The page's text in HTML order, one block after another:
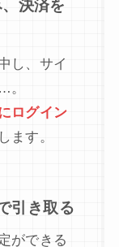
決済を
し、サイ
。
ログイン
ます。
引き取る
ができる